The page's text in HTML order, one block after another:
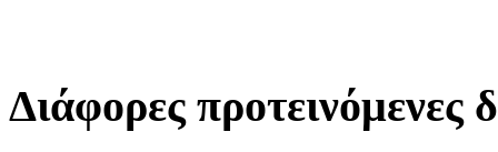
Διάφορες προτεινόμενες